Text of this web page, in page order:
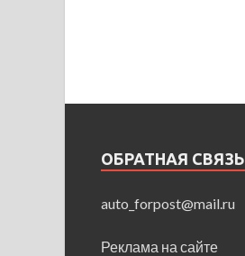
ОБРАТНАЯ СВЯЗЬ
auto_forpost@mail.ru
Реклама на сайте